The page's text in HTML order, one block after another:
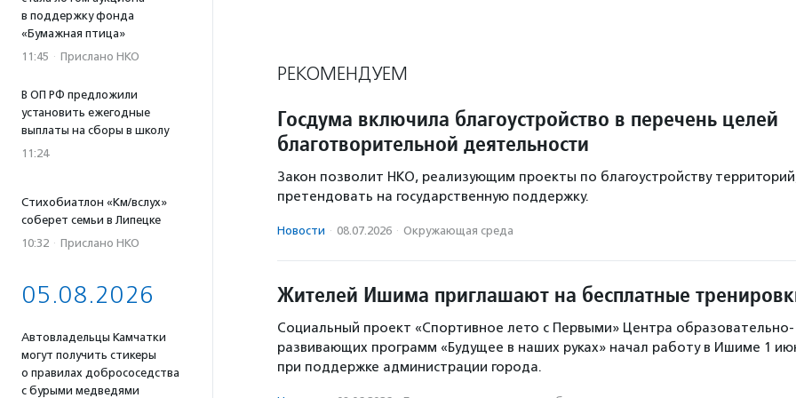
в поддержку фонда
«Бумажная птица»
11:45 · Прислано НКО
В ОП РФ предложили
установить ежегодные
выплаты на сборы в школу
11:24
Стихобиатлон «Км/вслух»
соберет семьи в Липецке
10:32 · Прислано НКО
05.08.2026
Автовладельцы Камчатки
могут получить стикеры
о правилах добрососедства
с бурыми медведями
РЕКОМЕНДУЕМ
Госдума включила благоустройство в перечень целей
благотворительной деятельности
Закон позволит НКО, реализующим проекты по благоустройству
претендовать на государственную поддержку.
Новости · 08.07.2026 · Окружающая среда
Жителей Ишима приглашают на бесплатные
Социальный проект «Спортивное лето с Первыми» Центра образовательно-
развивающих программ «Будущее в наших руках» начал работу в Ишиме 1
при поддержке администрации города.